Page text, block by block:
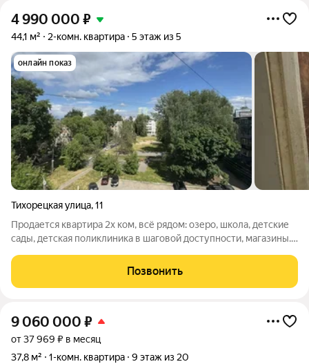
4 990 000 ₽
44,1 м² 2-комн. квартира 5 этаж из 5
онлайн показ
Тихорецкая улица,11
Продается квартира 2х ком, всё рядом: озеро, школа, детские
сады, детская поликлиника в шаговой доступности, магазины.
летом, отличная шумоизоляция. Две комнаты идеально для
семьи с детьми или
Позвонить
9 060 000 ₽
от 37 969 ₽ в месяц
37,8 м²
1-комн. квартира 9 этаж из 20